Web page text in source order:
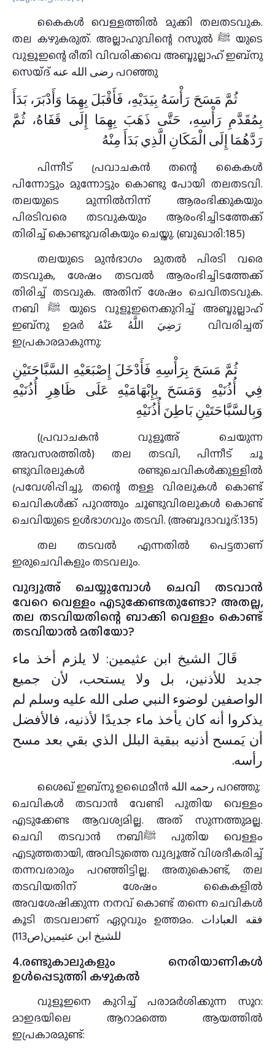
കൈകള്‍ വെള്ളത്തില്‍ മുക്കി തലതടവുക.
തല കഴുകരുത്‌. അല്ലാഹുവിന്റെ റസൂല്‍ ﷺ യുടെ
വുളൂഇന്റെ രീതി വിവരിക്കവെ അബ്ദുല്ലാഹ്‌ ഇബ്നു
സെയ്ദ്‌ رضى الله عنه പറഞ്ഞു
ثُمَّ مَسَحَ رَأْسَهُ بِيَدَيْهِ، فَأَقْبَلَ بِهِمَا وَأَدْبَرَ، بَدَأَ
بِمُقَدَّمِ رَأْسِهِ، حَتَّى ذَهَبَ بِهِمَا إِلَى قَفَاهُ، ثُمَّ
رَدَّهُمَا إِلَى الْمَكَانِ الَّذِي بَدَأَ مِنْهُ
പിന്നീട്‌ പ്രവാചകന്‍ തന്റെ കൈകള്‍
പിന്നോട്ടും മുന്നോട്ടും കൊണ്ടു പോയി തലതടവി.
തലയുടെ മുന്നില്‍നിന്ന്‌ ആരംഭിക്കുകയും
പിരടിവരെ തടവുകയും ആരംഭിച്ചിടത്തേക്ക്‌
തിരിച്ച്‌ കൊണ്ടുവരികയും ചെയ്തു. (ബുഖാരി:185)
തലയുടെ മുന്‍ഭാഗം മുതല്‍ പിരടി വരെ
തടവുക, ശേഷം തടവല്‍ ആരംഭിച്ചിടത്തേക്ക്‌
തിരിച്ച്‌ തടവുക. അതിന്‌ ശേഷം ചെവിതടവുക.
നബി ﷺ യുടെ വുളൂഇനെക്കുറിച്ച്‌ അബ്ദുല്ലാഹ്‌
ഇബ്നു ഉമര്‍ رَضِيَ اللَّهُ عَنْهُ വിവരിച്ചത്‌
ഇപ്രകാരമാകുന്നു:
ثُمَّ مَسَحَ بِرَأْسِهِ فَأَدْخَلَ إِصْبَعَيْهِ السَّبَّاحَتَيْنِ
فِي أُذُنَيْهِ وَمَسَحَ بِإِبْهَامَيْهِ عَلَى ظَاهِرِ أُذُنَيْهِ
وَبِالسَّبَّاحَتَيْنِ بَاطِنَ أُذُنَيْهِ
(പ്രവാചകന്‍ വുളൂഅ് ചെയുന്ന
അവസരത്തില്‍) തല തടവി, പിന്നീട്‌ ചൂ
ണ്ടുവിരലുകള്‍ രണ്ടുചെവികള്‍ക്കുള്ളില്‍
പ്രവേശിപ്പിച്ചു. തന്റെ തള്ള വിരലുകള്‍ കൊണ്ട്‌
ചെവികള്‍ക്ക്‌ പുറത്തും ചൂണ്ടുവിരലുകൾ കൊണ്ട്‌
ചെവിയുടെ ഉള്‍ഭാഗവും തടവി. (അബൂദാവൂദ്‌:135)
തല തടവല്‍ എന്നതിൽ പെട്ടതാണ്
ഇരുചെവികളും തടവലും.
വുദ്വൂഅ് ചെയ്യുമ്പോൾ ചെവി തടവാൻ
വേറെ വെള്ളം എടുക്കേണ്ടതുണ്ടോ? അതല്ല,
തല തടവിയതിന്റെ ബാക്കി വെള്ളം കൊണ്ട്
തടവിയാൽ മതിയോ?
قَالَ الشيخ ابن عثيمين: لا يلزم أخذ ماء
جديد للأذنين، بل ولا يستحب، لأن جميع
الواصفين لوضوء النبي صلى الله عليه وسلم لم
يذكروا أنه كان يأخذ ماء جديدًا لأذنيه، فالأفضل
أن يَمسح أذنيه ببقية البلل الذي بقي بعد مسح
رأسه.
ശൈഖ് ഇബ്നു ഉഥൈമീൻ رحمه الله പറഞ്ഞു:
ചെവികൾ തടവാൻ വേണ്ടി പുതിയ വെള്ളം
എടുക്കേണ്ട ആവശ്യമില്ല. അത് സുന്നത്തുമല്ല.
ചെവി തടവാൻ നബിﷺ പുതിയ വെള്ളം
എടുത്തതായി, അവിടുത്തെ വുദ്വൂഅ് വിശദീകരിച്ച്
തന്നവരാരും പറഞ്ഞിട്ടില്ല. അതുകൊണ്ട്, തല
തടവിയതിന് ശേഷം കൈകളിൽ
അവശേഷിക്കുന്ന നനവ് കൊണ്ട് തന്നെ ചെവികൾ
കൂടി തടവലാണ് ഏറ്റവും ഉത്തമം. فقه العبادات
للشيخ ابن عثيمين(ص113)
4.രണ്ടുകാലുകളും നെരിയാണികള്‍
ഉള്‍പ്പെടുത്തി കഴുകല്‍
വുളൂഇനെ കുറിച്ച് പരാമർശിക്കുന്ന സൂറ:
മാഇദയിലെ ആറാമത്തെ ആയത്തിൽ
ഇപ്രകാരമുണ്ട്: